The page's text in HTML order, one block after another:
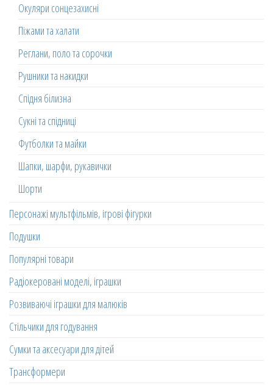
Окуляри сонцезахисні
Піжами та халати
Реглани, поло та сорочки
Рушники та накидки
Спідня білизна
Сукні та спідниці
Футболки та майки
Шапки, шарфи, рукавички
Шорти
Персонажі мультфільмів, ігрові фігурки
Подушки
Популярні товари
Радіокеровані моделі, іграшки
Розвиваючі іграшки для малюків
Стільчики для годування
Сумки та аксесуари для дітей
Трансформери